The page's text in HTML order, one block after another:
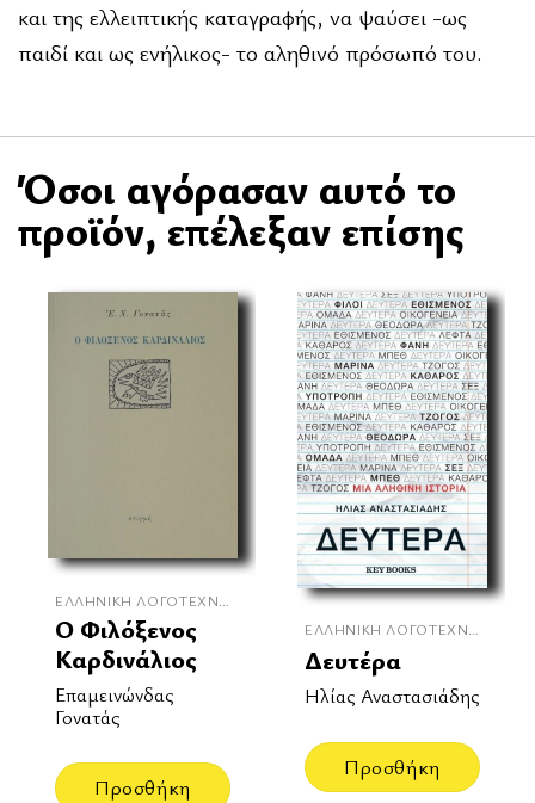
και της ελλειπτικής καταγραφής, να ψαύσει -ως
παιδί και ως ενήλικος- το αληθινό πρόσωπό του.
Όσοι αγόρασαν αυτό το
προϊόν, επέλεξαν επίσης
ΕΛΛΗΝΙΚΉ ΛΟΓΟΤΕΧΝΊΑ
Ο Φιλόξενος
Καρδινάλιος
Επαμεινώνδας
Γονατάς
Προσθήκη
ΕΛΛΗΝΙΚΉ ΛΟΓΟΤΕΧΝΊΑ
Δευτέρα
Ηλίας Αναστασιάδης
Προσθήκη